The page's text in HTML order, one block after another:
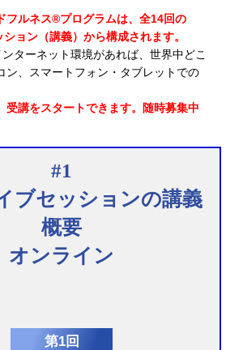
フルネス®プログラムは、全14回の
ョン（講義）から構成されます。
ターネット環境があれば、世界中どこ
ン、スマートフォン・タブレットでの
受講をスタートできます。随時募集中
#1
ブセッションの講義
概要
オンライン
第1回